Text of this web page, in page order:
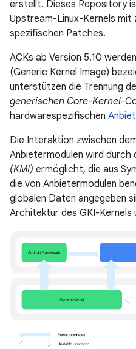
erstellt. Dieses Repository
Upstream-Linux-Kernels mit
spezifischen Patches.
ACKs ab Version 5.10
(Generic Kernel Image)
unterstützen die Trennung
generischen Core-Kernel-
hardwarespezifischen
Die Interaktion zwischen
Anbietermodulen wird durch
(KMI) ermöglicht, die aus
die von Anbietermodulen
globalen Daten angegeben
Architektur des GKI-Kernels